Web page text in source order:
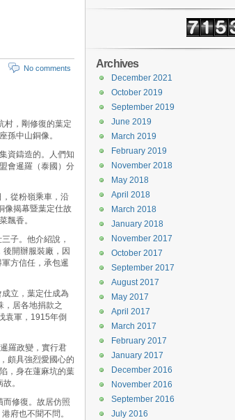
No comments
村，剛修復的葉定
孫中山銅像。
資鑄造的。人們知
會暹羅（泰國）分
從粉嶺乘車，沿
像揭幕暨葉定仕故
飄香。
子。他介紹說，
開辦服裝廠，因
方信任，承包暹
立，葉定仕成為
，居各地捐款之
袁軍，1915年倒
羅政變，實行君
頗具強烈愛國心的
，身在蓮麻坑的葉
。
修復。故居仿照
府也不聞不問。
Archives
December 2021
October 2019
September 2019
June 2019
March 2019
February 2019
November 2018
May 2018
April 2018
March 2018
January 2018
November 2017
October 2017
September 2017
August 2017
May 2017
April 2017
March 2017
February 2017
January 2017
December 2016
November 2016
September 2016
July 2016